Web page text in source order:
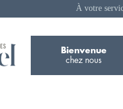
À votre
Bienvenue
chez nous